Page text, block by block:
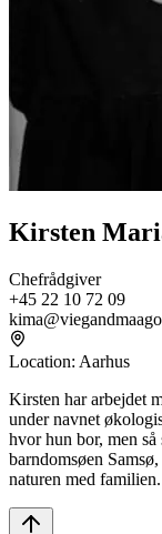
Kirsten
Chefrådgiver
+45 22 10 72 09
Location: Aarhus
Kirsten har arbejdet
under navnet
hvor hun bor, men
barndomsøen
naturen med familien.